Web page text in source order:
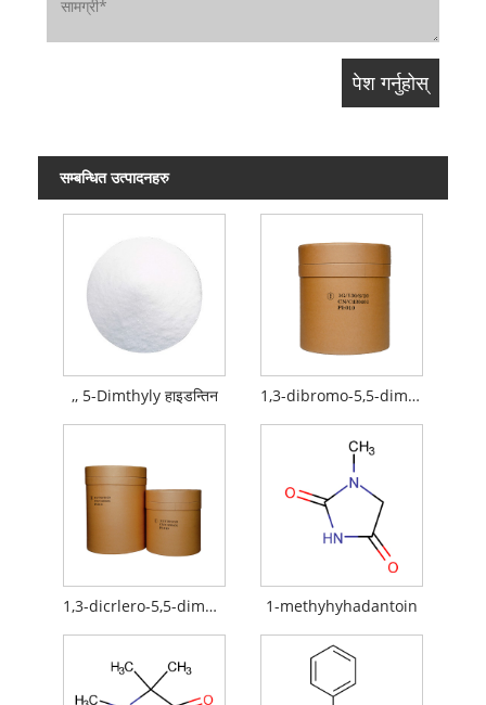
सम्बन्धित उत्पादनहरु
,, 5-Dimthyly हाइडन्तिन 1,3-dibromo-5,5-dimhythyhyhaneyneinoin
1,3-dicrlero-5,5-dimhythyhyhanyneinoin 1-methyhyhadantoin